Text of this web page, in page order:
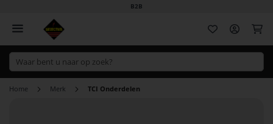
B2B
Home Merk TCI Onderdelen